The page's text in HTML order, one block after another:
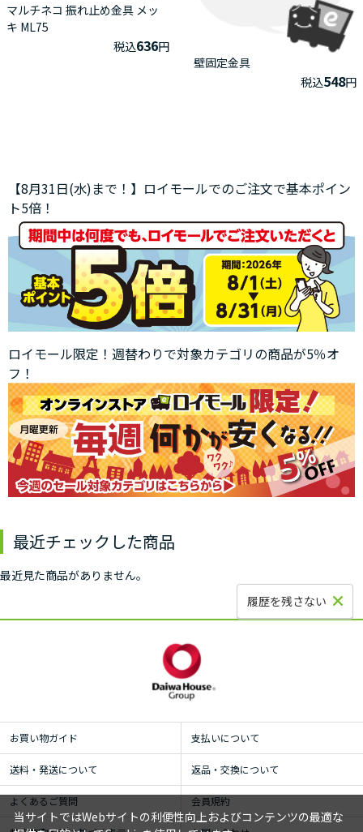
マルチネコ 振れ止め金具 メッ
キ ML75
税込636円
壁固定金具
税込548円
【8月31日(水)まで！】ロイモールでのご注文で基本ポイン
ト5倍！
ロイモール限定！週替わりで対象カテゴリの商品が5％オ
フ！
最近チェックした商品
最近見た商品がありません。
履歴を残さない
お買い物ガイド 支払いについて
送料・発送について 返品・交換について
よくあるご質問 会員規約
当サイトではWebサイトの利便性向上およびコンテンツの最適な